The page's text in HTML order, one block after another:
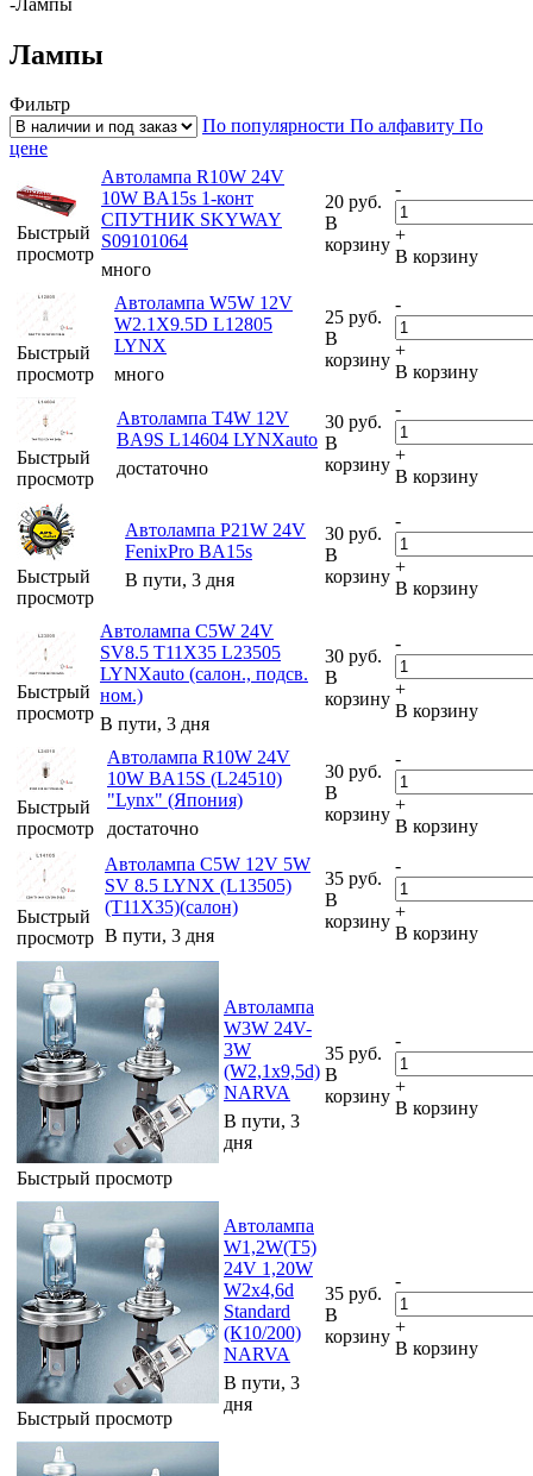
Лампы
Фильтр
По популярности По алфавиту По
цене
Быстрый
просмотр
Автолампа R10W 24V
10W BA15s 1-конт
СПУТНИК SKYWAY
S09101064
много
20 руб.
В
корзину
-
+
В корзину
Быстрый
просмотр
Автолампа W5W 12V
W2.1X9.5D L12805
LYNX
много
25 руб.
В
корзину
-
+
В корзину
Быстрый
просмотр
Автолампа T4W 12V
BA9S L14604 LYNXauto
достаточно
30 руб.
В
корзину
-
+
В корзину
Быстрый
просмотр
Автолампа P21W 24V
FenixPro BA15s
В пути, 3 дня
30 руб.
В
корзину
-
+
В корзину
Быстрый
просмотр
Автолампа C5W 24V
SV8.5 T11X35 L23505
LYNXauto (салон., подсв.
ном.)
В пути, 3 дня
30 руб.
В
корзину
-
+
В корзину
Быстрый
просмотр
Автолампа R10W 24V
10W BA15S (L24510)
"Lynx" (Япония)
достаточно
30 руб.
В
корзину
-
+
В корзину
Быстрый
просмотр
Автолампа C5W 12V 5W
SV 8.5 LYNX (L13505)
(T11X35)(салон)
В пути, 3 дня
35 руб.
В
корзину
-
+
В корзину
Быстрый просмотр
Автолампа
W3W 24V-
3W
(W2,1x9,5d)
NARVA
В пути, 3
дня
35 руб.
В
корзину
-
+
В корзину
Быстрый просмотр
Автолампа
W1,2W(T5)
24V 1,20W
W2x4,6d
Standard
(К10/200)
NARVA
В пути, 3
дня
35 руб.
В
корзину
-
+
В корзину